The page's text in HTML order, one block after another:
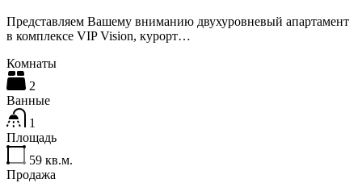
Представляем Вашему вниманию двухуровневый апартамент
в комплексе VIP Vision, курорт…
Комнаты
2
Ванные
1
Площадь
59 кв.м.
Продажа